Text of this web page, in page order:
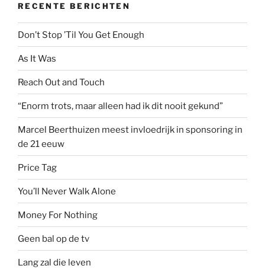
RECENTE BERICHTEN
Don’t Stop ’Til You Get Enough
As It Was
Reach Out and Touch
“Enorm trots, maar alleen had ik dit nooit gekund”
Marcel Beerthuizen meest invloedrijk in sponsoring in
de 21 eeuw
Price Tag
You’ll Never Walk Alone
Money For Nothing
Geen bal op de tv
Lang zal die leven